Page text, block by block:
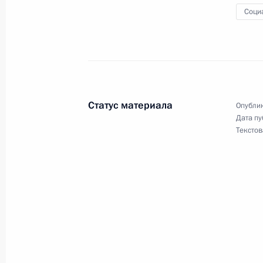
11 августа 2022 года, четверг
Статус материала
Дата